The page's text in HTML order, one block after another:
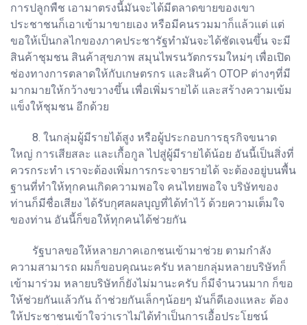
การปลูกพืช เอามาตรงนี้มันจะได้มีตลาดขายของเขา
ประชาชนก็เอาเข้ามาขายเอง หรือมีคนรวมมาก็แล้วแต่ แต่
ขอให้เป็นกลไกของภาคประชารัฐทำมันจะได้ชัดเจนขึ้น จะมี
สินค้าชุมชน สินค้าสุขภาพ สมุนไพรนวัตกรรมใหม่ๆ เพื่อเปิด
ช่องทางการตลาดให้กับเกษตรกร และสินค้า OTOP ต่างๆที่มี
มากมายให้กว้างขวางขึ้น เพื่อเพิ่มรายได้ และสร้างความเข้ม
แข็งให้ชุมชน อีกด้วย
8. ในกลุ่มผู้มีรายได้สูง หรือผู้ประกอบการธุรกิจขนาด
ใหญ่ การเสียสละ และเกื้อกูล ไปสู่ผู้มีรายได้น้อย อันนี้เป็นสิ่งที่
ควรกระทำ เราจะต้องเพิ่มการกระจายรายได้ จะต้องอยู่บนพื้น
ฐานที่ทำให้ทุกคนเกิดความพอใจ คนไทยพอใจ บริษัทของ
ท่านก็มีชื่อเสียง ได้รับกุศลผลบุญที่ได้ทำไว้ ด้วยความเต็มใจ
ของท่าน อันนี้ก็ขอให้ทุกคนได้ช่วยกัน
รัฐบาลขอให้หลายภาคเอกชนเข้ามาช่วย ตามกำลัง
ความสามารถ ผมก็ขอบคุณนะครับ หลายกลุ่มหลายบริษัทก็
เข้ามาร่วม หลายบริษัทก็ยังไม่มานะครับ ก็มีจำนวนมาก ก็ขอ
ให้ช่วยกันแล้วกัน ถ้าช่วยกันเล็กๆน้อยๆ มันก็ดีเองแหละ ต้อง
ให้ประชาชนเข้าใจว่าเราไม่ได้ทำเป็นการเอื้อประโยชน์